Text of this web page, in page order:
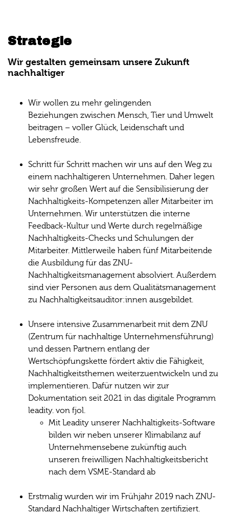
Strategie
Wir gestalten gemeinsam unsere Zukunft
nachhaltiger
Wir wollen zu mehr gelingenden
Beziehungen zwischen Mensch, Tier und Umwelt
beitragen – voller Glück, Leidenschaft und
Lebensfreude.
Schritt für Schritt machen wir uns auf den Weg zu
einem nachhaltigeren Unternehmen. Daher legen
wir sehr großen Wert auf die Sensibilisierung der
Nachhaltigkeits-Kompetenzen aller Mitarbeiter im
Unternehmen. Wir unterstützen die interne
Feedback-Kultur und Werte durch regelmäßige
Nachhaltigkeits-Checks und Schulungen der
Mitarbeiter. Mittlerweile haben fünf Mitarbeitende
die Ausbildung für das ZNU-
Nachhaltigkeitsmanagement absolviert. Außerdem
sind vier Personen aus dem Qualitätsmanagement
zu Nachhaltigkeitsauditor:innen ausgebildet.
Unsere intensive Zusammenarbeit mit dem ZNU
(Zentrum für nachhaltige Unternehmensführung)
und dessen Partnern entlang der
Wertschöpfungskette fördert aktiv die Fähigkeit,
Nachhaltigkeitsthemen weiterzuentwickeln und zu
implementieren. Dafür nutzen wir zur
Dokumentation seit 2021 in das digitale Programm
leadity. von fjol.
Mit Leadity unserer Nachhaltigkeits-Software
bilden wir neben unserer Klimabilanz auf
Unternehmensebene zukünftig auch
unseren freiwilligen Nachhaltigkeitsbericht
nach dem VSME-Standard ab
Erstmalig wurden wir im Frühjahr 2019 nach ZNU-
Standard Nachhaltiger Wirtschaften zertifiziert.